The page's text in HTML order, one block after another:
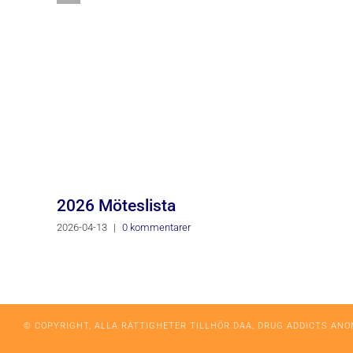
2026 Möteslista
2026-04-13 | 0 kommentarer
© COPYRIGHT, ALLA RÄTTIGHETER TILLHÖR DAA, DRUG ADDICTS